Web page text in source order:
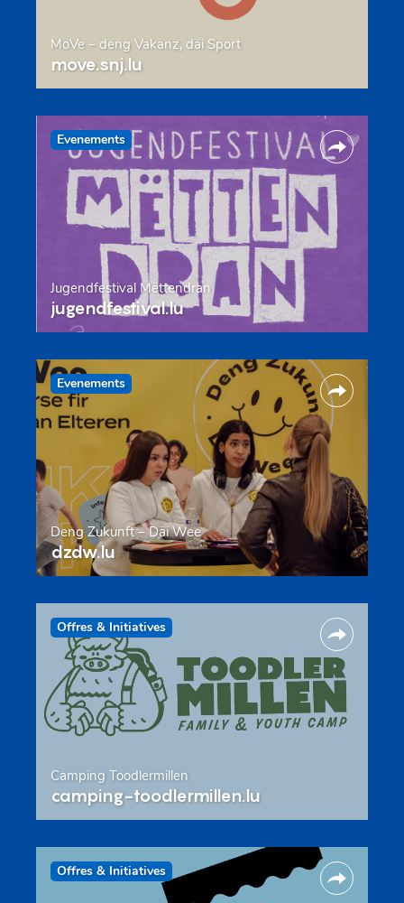
MoVe – deng Vakanz, däi Sport
move.snj.lu
Evenements
Jugendfestival Mëttendran
jugendfestival.lu
Evenements
Deng Zukunft – Däi Wee
dzdw.lu
Offres & Initiatives
Camping Toodlermillen
camping-toodlermillen.lu
Offres & Initiatives